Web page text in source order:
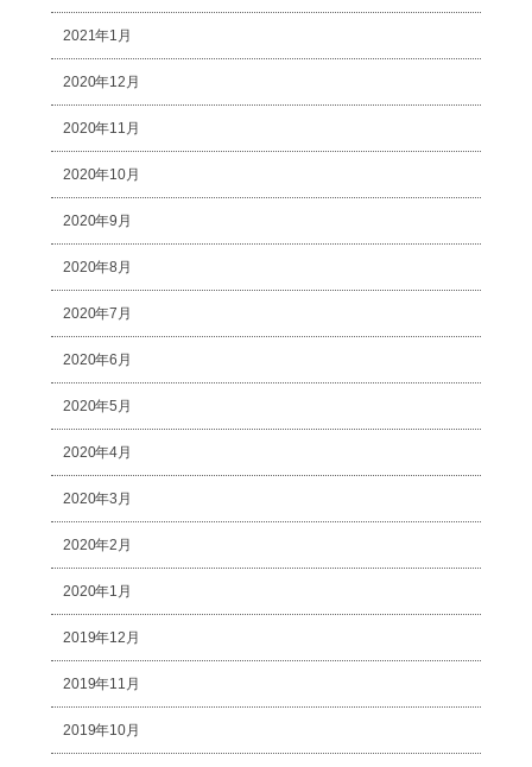
2021年1月
2020年12月
2020年11月
2020年10月
2020年9月
2020年8月
2020年7月
2020年6月
2020年5月
2020年4月
2020年3月
2020年2月
2020年1月
2019年12月
2019年11月
2019年10月